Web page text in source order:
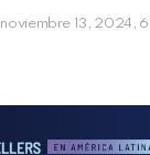
noviembre 13, 2024,